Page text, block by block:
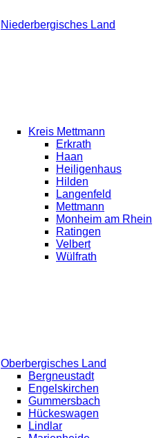
Niederbergisches Land
Kreis Mettmann
Erkrath
Haan
Heiligenhaus
Hilden
Langenfeld
Mettmann
Monheim am Rhein
Ratingen
Velbert
Wülfrath
Oberbergisches Land
Bergneustadt
Engelskirchen
Gummersbach
Hückeswagen
Lindlar